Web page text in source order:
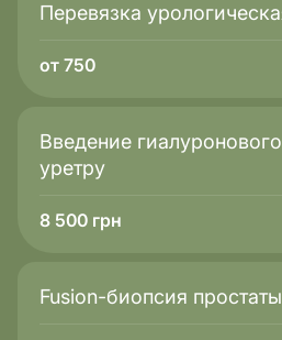
Перевязка
от 750
Введение
уретру
8 500 грн
Fusion-биопсия простаты